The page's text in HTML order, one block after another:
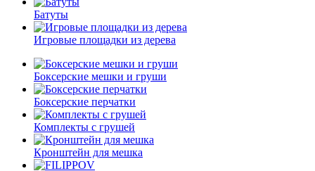
Батуты
Игровые площадки из дерева
Боксерские мешки и груши
Боксерские перчатки
Комплекты с грушей
Кронштейн для мешка